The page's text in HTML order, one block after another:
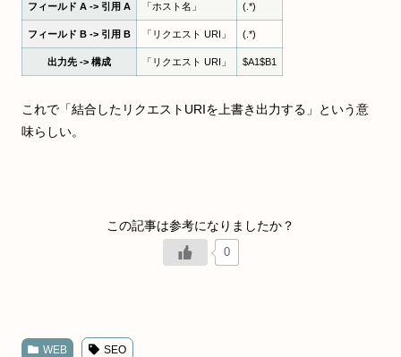
フィールド A -> 引用 A 「ホスト名」 (.*)
フィールド B -> 引用 B 「リクエスト URI」 (.*)
出力先 -> 構成 「リクエスト URI」 $A1$B1
これで「結合したリクエストURIを上書き出力する」という意
味らしい。
0
WEB SEO